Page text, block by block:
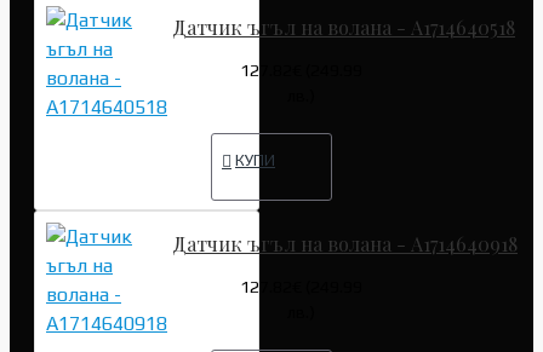
Датчик ъгъл на волана - A1714640518
127.82€ (249.99
КУПИ
Датчик ъгъл на волана - A1714640918
127.82€ (249.99